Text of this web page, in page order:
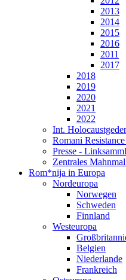
2013
2014
2015
2016
2011
2017
2018
2019
2020
2021
2022
Int.
Romani
Presse -
Zentrales
Rom*nija in Europa
Nordeuropa
Norwegen
Schweden
Finnland
Westeuropa
Belgien
Niederlande
Frankreich